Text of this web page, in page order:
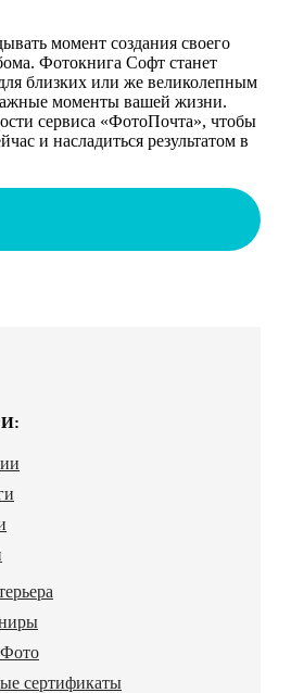
момент создания своего
Фотокнига Софт станет
близких или же великолепным
моменты вашей жизни.
сервиса «ФотоПочта», чтобы
и насладиться результатом в
сертификаты